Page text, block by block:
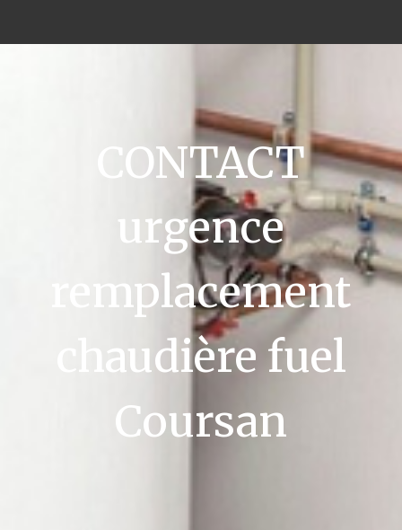
CONTACT
urgence
remplacement
chaudière fuel
Coursan